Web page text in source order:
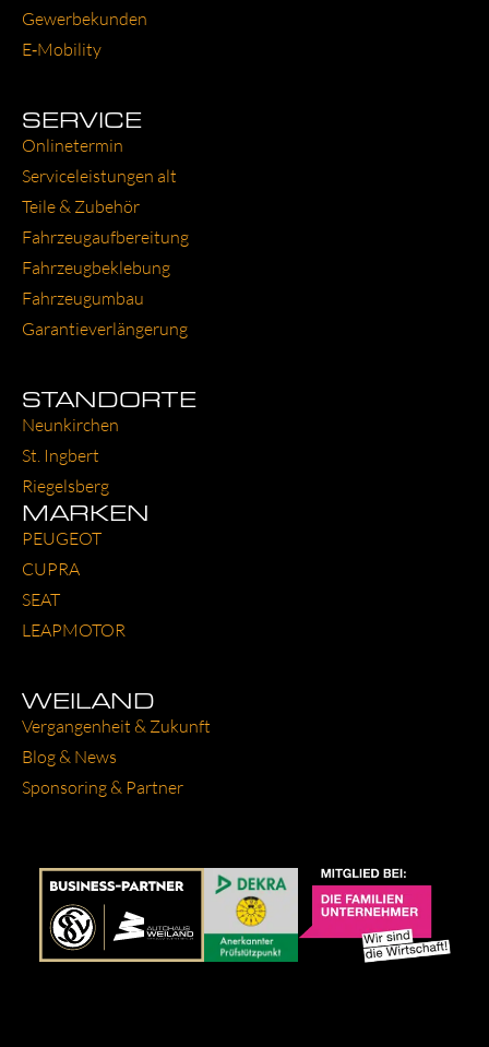
Gewer­be­kun­den
E‑Mobility
SERVICE
Online­ter­min
Ser­vice­leis­tun­gen alt
Tei­le & Zube­hör
Fahr­zeug­auf­be­rei­tung
Fahr­zeug­be­kle­bung
Fahr­zeug­um­bau
Garantie­verlängerung
STANDORTE
Neun­kir­chen
St. Ing­bert
Rie­gels­berg
MARKEN
PEU­GEOT
CUP­RA
SEAT
LEAP­MO­TOR
WEILAND
Ver­gan­gen­heit & Zukunft
Blog & News
Spon­so­ring & Part­ner